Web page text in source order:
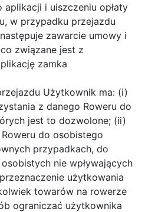
i uiszczeniu opłaty
w przypadku przejazdu
zawarcie umowy i
związane jest z
zamka
Użytkownik ma: (i)
z danego Roweru do
jest to dozwolone; (ii)
do osobistego
przypadkach, do
nie wpływających
użytkowania
towarów na rowerze
ograniczać użytkownika